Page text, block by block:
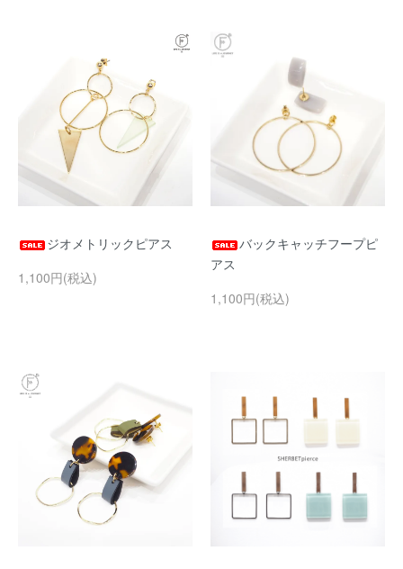
ジオメトリックピアス
1,100円(税込)
バックキャッチフープピ
アス
1,100円(税込)